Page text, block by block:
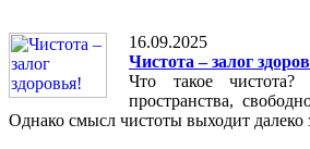
16.09.2025
Чистота – залог
Что такое
пространства,
Однако смысл чистоты выходит далеко